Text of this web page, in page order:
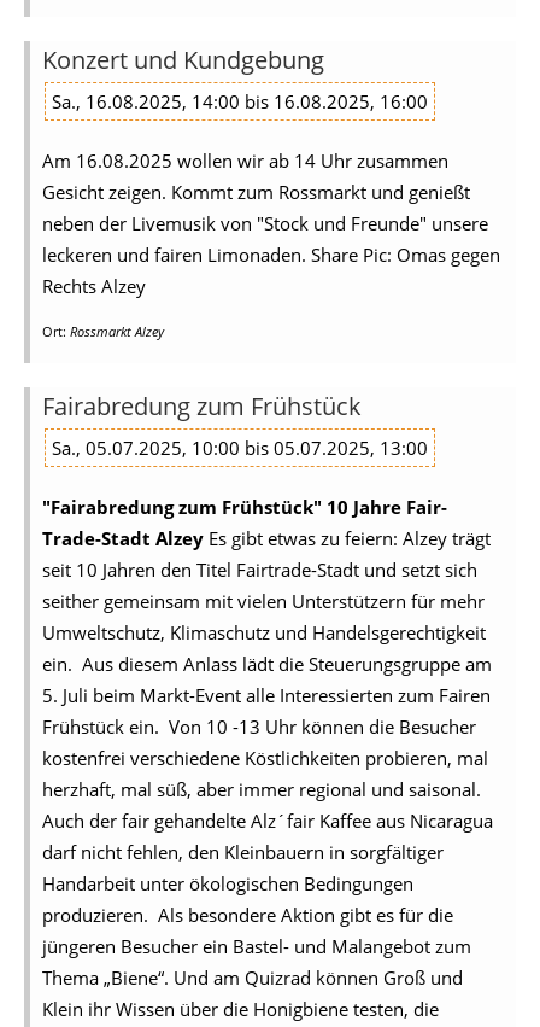
Konzert und Kundgebung
Sa., 16.08.2025, 14:00 bis 16.08.2025, 16:00
Am 16.08.2025 wollen wir ab 14 Uhr zusammen
Gesicht zeigen. Kommt zum Rossmarkt und genießt
neben der Livemusik von "Stock und Freunde" unsere
leckeren und fairen Limonaden. Share Pic: Omas gegen
Rechts Alzey
Ort: Rossmarkt Alzey
Fairabredung zum Frühstück
Sa., 05.07.2025, 10:00 bis 05.07.2025, 13:00
"Fairabredung zum Frühstück" 10 Jahre Fair-
Trade-Stadt Alzey Es gibt etwas zu feiern: Alzey trägt
seit 10 Jahren den Titel Fairtrade-Stadt und setzt sich
seither gemeinsam mit vielen Unterstützern für mehr
Umweltschutz, Klimaschutz und Handelsgerechtigkeit
ein. Aus diesem Anlass lädt die Steuerungsgruppe am
5. Juli beim Markt-Event alle Interessierten zum Fairen
Frühstück ein. Von 10 -13 Uhr können die Besucher
kostenfrei verschiedene Köstlichkeiten probieren, mal
herzhaft, mal süß, aber immer regional und saisonal.
Auch der fair gehandelte Alz´fair Kaffee aus Nicaragua
darf nicht fehlen, den Kleinbauern in sorgfältiger
Handarbeit unter ökologischen Bedingungen
produzieren. Als besondere Aktion gibt es für die
jüngeren Besucher ein Bastel- und Malangebot zum
Thema „Biene“. Und am Quizrad können Groß und
Klein ihr Wissen über die Honigbiene testen, die